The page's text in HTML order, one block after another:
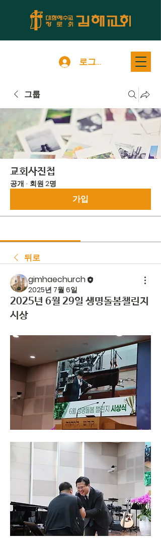
로그인
그룹
교회사진첩
공개 · 회원 2명
가입
뒤로
gimhaechurch
2025년 7월 6일
2025년 6월 29일 생명돌봄챌린지
시상